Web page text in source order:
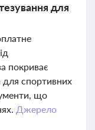
для
покриває
для спортивних
що
Джерело